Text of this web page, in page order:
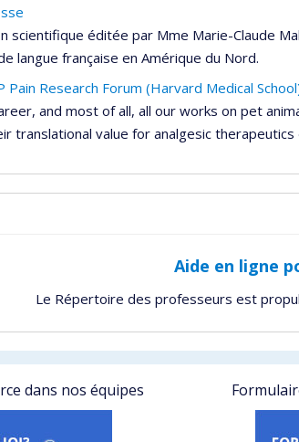
scientifique éditée par Mme Marie-Claude
langue française en Amérique du Nord.
Research Forum (Harvard Medical
and most of all, all our works on pet
translational value for analgesic
Aide en ligne
Le Répertoire des professeurs est
dans nos équipes